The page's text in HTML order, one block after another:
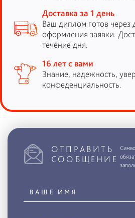
Доставка за 1 день
Ваш диплом готов через
оформления заявки.
течение дня.
16 лет с вами
Знание, надежность,
конфеденциальность.
ОТПРАВИТЬ
СООБЩЕНИЕ